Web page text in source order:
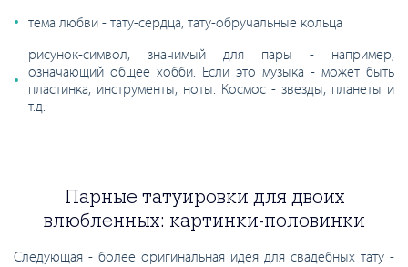
тема любви - тату-сердца, тату-обручальные кольца
рисунок-символ, значимый для пары - например,
означающий общее хобби. Если это музыка - может быть
пластинка, инструменты, ноты. Космос - звезды, планеты и
т.д.
Парные татуировки для двоих
влюбленных: картинки-половинки
Следующая - более оригинальная идея для свадебных тату -